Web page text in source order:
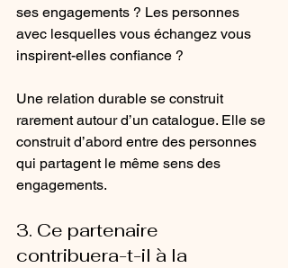
ses engagements ? Les personnes
avec lesquelles vous échangez vous
inspirent-elles confiance ?
Une relation durable se construit
rarement autour d’un catalogue. Elle se
construit d’abord entre des personnes
qui partagent le même sens des
engagements.
3. Ce partenaire
contribuera-t-il à la